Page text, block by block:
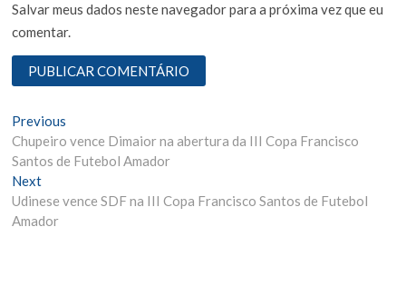
Salvar meus dados neste navegador para a próxima vez que eu
comentar.
N
a
v
e
Previous
r
e
i
Chupeiro vence Dimaior na abertura da III Copa Francisco
Santos de Futebol Amador
Next
e
x
Udinese vence SDF na III Copa Francisco Santos de Futebol
Amador